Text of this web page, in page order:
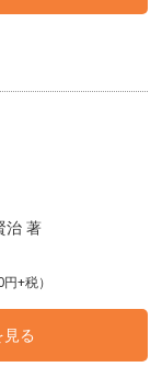
治 著
+税）
る